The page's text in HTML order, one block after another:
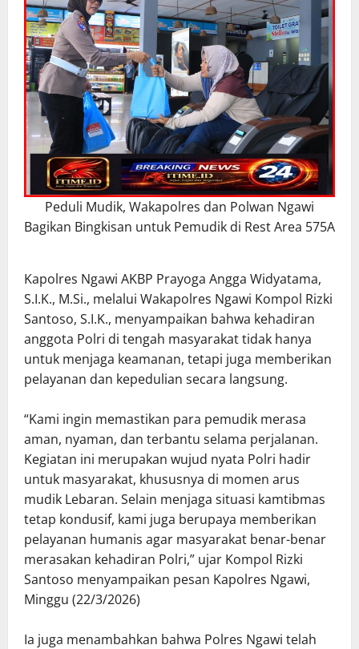
Peduli Mudik, Wakapolres dan Polwan Ngawi
Bagikan Bingkisan untuk Pemudik di Rest Area 575A
Kapolres Ngawi AKBP Prayoga Angga Widyatama,
S.I.K., M.Si., melalui Wakapolres Ngawi Kompol Rizki
Santoso, S.I.K., menyampaikan bahwa kehadiran
anggota Polri di tengah masyarakat tidak hanya
untuk menjaga keamanan, tetapi juga memberikan
pelayanan dan kepedulian secara langsung.
“Kami ingin memastikan para pemudik merasa
aman, nyaman, dan terbantu selama perjalanan.
Kegiatan ini merupakan wujud nyata Polri hadir
untuk masyarakat, khususnya di momen arus
mudik Lebaran. Selain menjaga situasi kamtibmas
tetap kondusif, kami juga berupaya memberikan
pelayanan humanis agar masyarakat benar-benar
merasakan kehadiran Polri,” ujar Kompol Rizki
Santoso menyampaikan pesan Kapolres Ngawi,
Minggu (22/3/2026)
Ia juga menambahkan bahwa Polres Ngawi telah